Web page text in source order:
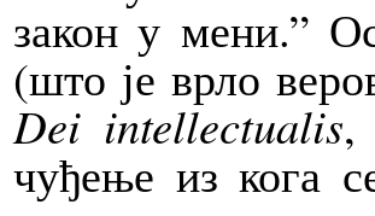
закон у мени.”
(што је врло
Dei intellectualis,
чуђење из кога